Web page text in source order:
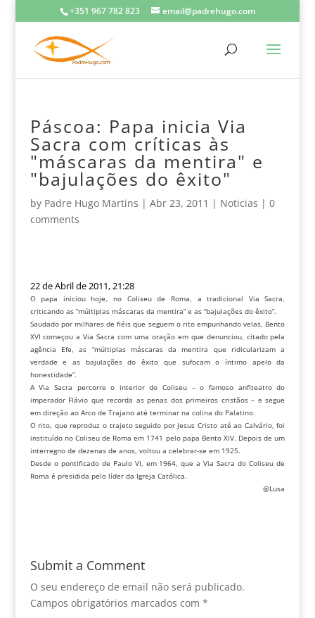
+351 967 782 823 email@padrehugo.com
Páscoa: Papa inicia Via
Sacra com críticas às
"máscaras da mentira" e
"bajulações do êxito"
by Padre Hugo Martins | Abr 23, 2011 | Noticias | 0
comments
22 de Abril de 2011, 21:28
O papa iniciou hoje, no Coliseu de Roma, a tradicional Via Sacra,
criticando as “múltiplas máscaras da mentira” e as “bajulações do êxito”.
Saudado por milhares de fiéis que seguem o rito empunhando velas, Bento
XVI começou a Via Sacra com uma oração em que denunciou, citado pela
agência Efe, as “múltiplas máscaras da mentira que ridicularizam a
verdade e as bajulações do êxito que sufocam o íntimo apelo da
honestidade”.
A Via Sacra percorre o interior do Coliseu – o famoso anfiteatro do
imperador Flávio que recorda as penas dos primeiros cristãos – e segue
em direção ao Arco de Trajano até terminar na colina do Palatino.
O rito, que reproduz o trajeto seguido por Jesus Cristo até ao Calvário, foi
instituído no Coliseu de Roma em 1741 pelo papa Bento XIV. Depois de um
interregno de dezenas de anos, voltou a celebrar-se em 1925.
Desde o pontificado de Paulo VI, em 1964, que a Via Sacra do Coliseu de
Roma é presidida pelo líder da Igreja Católica.
@Lusa
Submit a Comment
O seu endereço de email não será publicado.
Campos obrigatórios marcados com *